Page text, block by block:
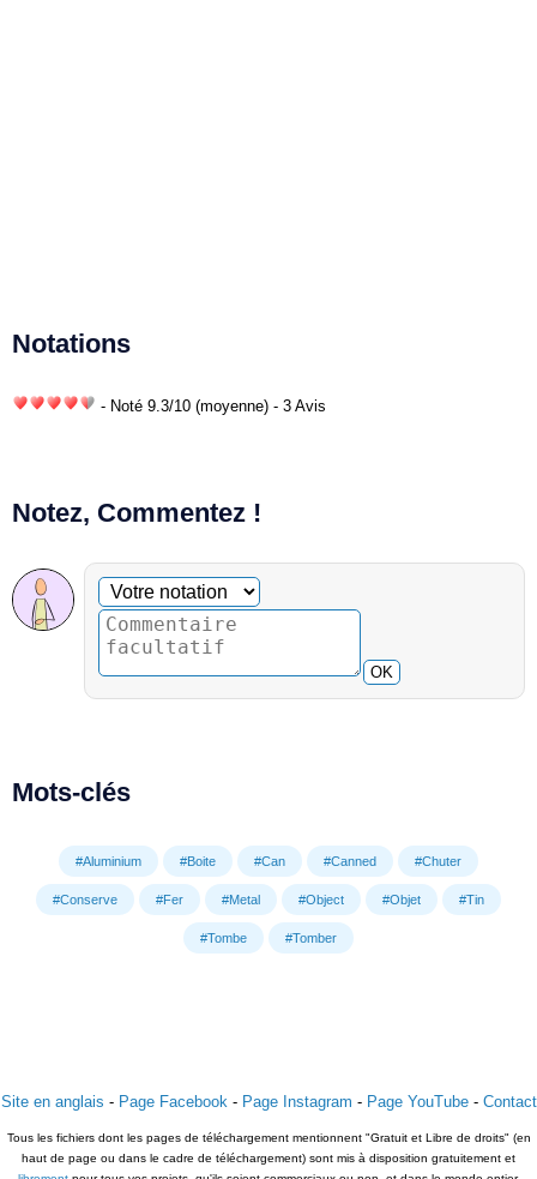
Notations
- Noté 9.3/10 (moyenne) - 3 Avis
Notez, Commentez !
Commentaire facultatif
Votre notation
OK
Mots-clés
#Aluminium #Boite #Can #Canned #Chuter
#Conserve #Fer #Metal #Object #Objet #Tin
#Tombe #Tomber
Site en anglais - Page Facebook - Page Instagram - Page YouTube- Contact
Tous les fichiers dont les pages de téléchargement mentionnent "Gratuit et Libre de droits" (en
haut de page ou dans le cadre de téléchargement) sont mis à disposition gratuitement et